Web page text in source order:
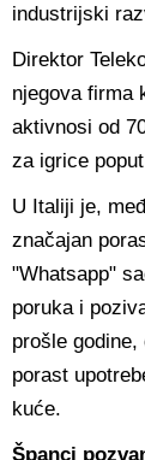
industrijski
Direktor
njegova firma
aktivnosi od
za igrice
U Italiji je,
značajan
"Whatsapp"
poruka i
prošle
porast
kuće.
Španci